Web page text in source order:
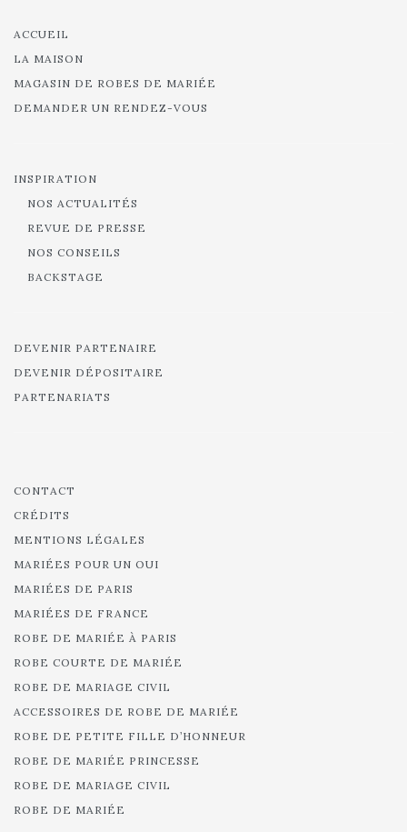
ACCUEIL
LA MAISON
MAGASIN DE ROBES DE MARIÉE
DEMANDER UN RENDEZ-VOUS
INSPIRATION
NOS ACTUALITÉS
REVUE DE PRESSE
NOS CONSEILS
BACKSTAGE
DEVENIR PARTENAIRE
DEVENIR DÉPOSITAIRE
PARTENARIATS
CONTACT
CRÉDITS
MENTIONS LÉGALES
MARIÉES POUR UN OUI
MARIÉES DE PARIS
MARIÉES DE FRANCE
ROBE DE MARIÉE À PARIS
ROBE COURTE DE MARIÉE
ROBE DE MARIAGE CIVIL
ACCESSOIRES DE ROBE DE MARIÉE
ROBE DE PETITE FILLE D’HONNEUR
ROBE DE MARIÉE PRINCESSE
ROBE DE MARIAGE CIVIL
ROBE DE MARIÉE